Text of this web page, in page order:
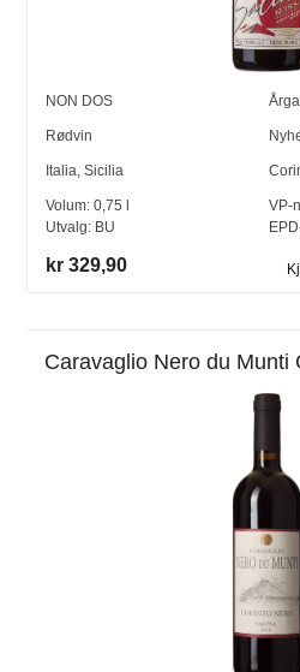
NON DOS
Rødvin
Italia,Sicilia
Volum:0,75
Utvalg: BU
VP-
kr 329,90
Caravaglio Nero du Munti